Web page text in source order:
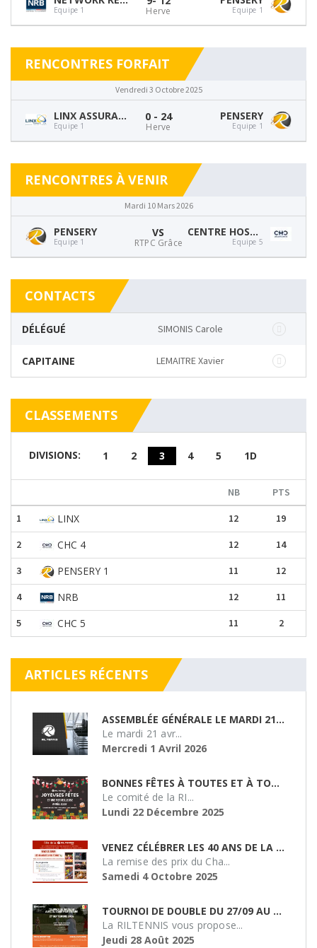
Equipe 1 Herve Equipe 1
RENCONTRES FORFAIT
Vendredi 3 Octobre 2025
LINX ASSURANCES
Equipe 1
0 - 24
Herve
PENSERY
Equipe 1
RENCONTRES À VENIR
Mardi 10 Mars 2026
PENSERY
Equipe 1
VS
RTPC Grâce
CENTRE HOSPITALIER CHRÉTIEN
Equipe 5
CONTACTS
DÉLÉGUÉ SIMONIS Carole
CAPITAINE LEMAITRE Xavier
CLASSEMENTS
DIVISIONS: 1 2 3 4 5 1D
NB PTS
1 LINX 12 19
2 CHC 4 12 14
3 PENSERY 1 11 12
4 NRB 12 11
5 CHC 5 11 2
ARTICLES RÉCENTS
ASSEMBLÉE GÉNÉRALE LE MARDI 21/04/26
Le mardi 21 avr...
Mercredi 1 Avril 2026
BONNES FÊTES À TOUTES ET À TOUS !
Le comité de la RI...
Lundi 22 Décembre 2025
VENEZ CÉLÉBRER LES 40 ANS DE LA RILTENNIS !
La remise des prix du Cha...
Samedi 4 Octobre 2025
TOURNOI DE DOUBLE DU 27/09 AU SMASH 51
La RILTENNIS vous propose...
Jeudi 28 Août 2025